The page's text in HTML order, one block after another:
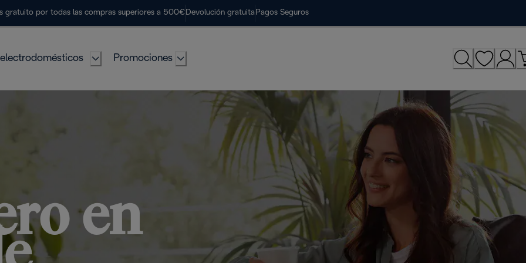
gratuito por todas las compras superiores a 500€ Devolución gratuita Pagos Seguros
Promociones
en